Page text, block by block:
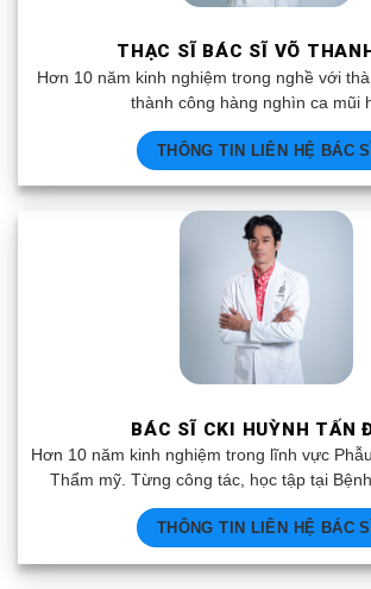
THẠC SĨ BÁC SĨ VÕ
Hơn 10 năm kinh nghiệm trong nghề với
thành công hàng nghìn ca mũi
THÔNG TIN LIÊN HỆ BÁC SĨ
BÁC SĨ CKI HUỲNH TẤN
Hơn 10 năm kinh nghiệm trong lĩnh vực
Thẩm mỹ. Từng công tác, học tập tại
THÔNG TIN LIÊN HỆ BÁC SĨ